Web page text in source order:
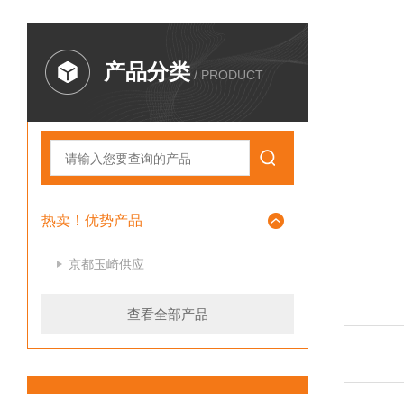
产品分类 / PRODUCT
热卖！优势产品
京都玉崎供应
查看全部产品